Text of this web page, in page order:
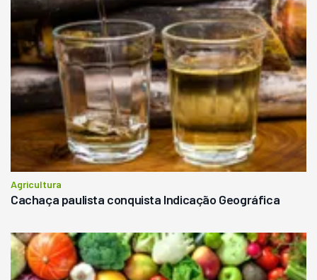
Agricultura
Cachaça paulista conquista Indicação Geográfica